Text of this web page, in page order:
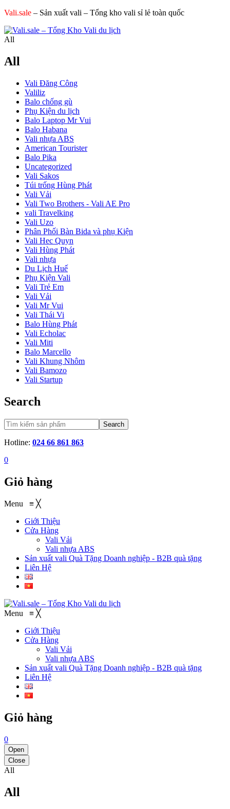
Vali.sale – Sản xuất vali – Tổng kho vali sỉ lẻ toàn quốc
All
All
Vali Đăng Công
Valiliz
Balo chống gù
Phụ Kiện du lịch
Balo Laptop Mr Vui
Balo Habana
Vali nhựa ABS
American Tourister
Balo Pika
Uncategorized
Vali Sakos
Túi trống Hùng Phát
Vali Vải
Vali Two Brothers - Vali AE Pro
vali Travelking
Vali Uzo
Phân Phối Bàn Bida và phụ Kiện
Vali Hec Quyn
Vali Hùng Phát
Vali nhựa
Du Lịch Huế
Phụ Kiện Vali
Vali Trẻ Em
Vali Vải
Vali Mr Vui
Vali Thái Vi
Balo Hùng Phát
Vali Echolac
Vali Miti
Balo Marcello
Vali Khung Nhôm
Vali Bamozo
Vali Startup
Search
Search
Hotline: 024 66 861 863
0
Giỏ hàng
Menu ≡ ╳
Giới Thiệu
Cửa Hàng
Vali Vải
Vali nhựa ABS
Sản xuất vali Quà Tặng Doanh nghiệp - B2B quà tặng
Liên Hệ
Menu ≡ ╳
Giới Thiệu
Cửa Hàng
Vali Vải
Vali nhựa ABS
Sản xuất vali Quà Tặng Doanh nghiệp - B2B quà tặng
Liên Hệ
Giỏ hàng
0
Open
Close
All
All